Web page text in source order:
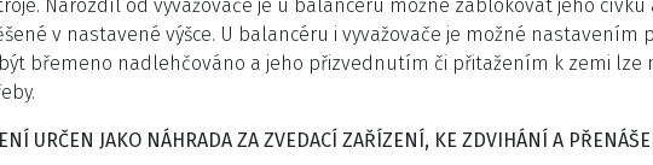
Narozdíl od vyvažovače je u balancéru možné zablokovat jeho
v nastavené výšce. U balancéru i vyvažovače je možné
břemeno nadlehčováno a jeho přizvednutím či přitažením k zemi lze
URČEN JAKO NÁHRADA ZA ZVEDACÍ ZAŘÍZENÍ, KE ZDVIHÁNÍ A